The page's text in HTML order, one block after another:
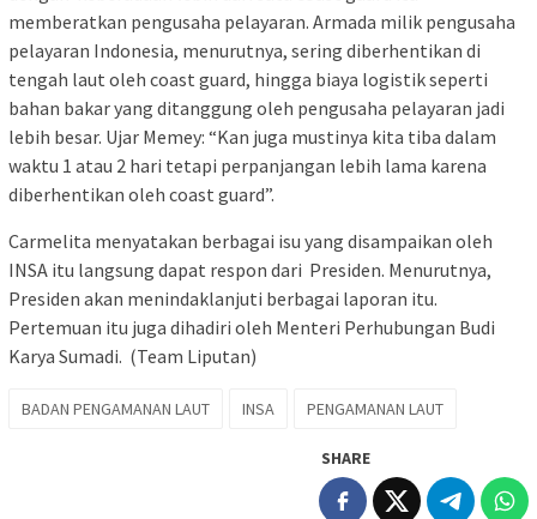
memberatkan pengusaha pelayaran. Armada milik pengusaha
pelayaran Indonesia, menurutnya, sering diberhentikan di
tengah laut oleh coast guard, hingga biaya logistik seperti
bahan bakar yang ditanggung oleh pengusaha pelayaran jadi
lebih besar. Ujar Memey: “Kan juga mustinya kita tiba dalam
waktu 1 atau 2 hari tetapi perpanjangan lebih lama karena
diberhentikan oleh coast guard”.
Carmelita menyatakan berbagai isu yang disampaikan oleh
INSA itu langsung dapat respon dari Presiden. Menurutnya,
Presiden akan menindaklanjuti berbagai laporan itu.
Pertemuan itu juga dihadiri oleh Menteri Perhubungan Budi
Karya Sumadi. (Team Liputan)
BADAN PENGAMANAN LAUT INSA PENGAMANAN LAUT
SHARE